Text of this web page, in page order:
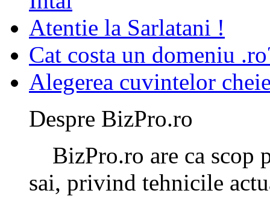
Atentie la Sarlatani !
Cat costa un domeniu
Alegerea cuvintelor
Despre BizPro.ro
BizPro.ro are ca scop
sai, privind tehnicile